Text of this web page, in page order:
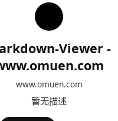
Viewer -
www.omuen.com
暂无描述